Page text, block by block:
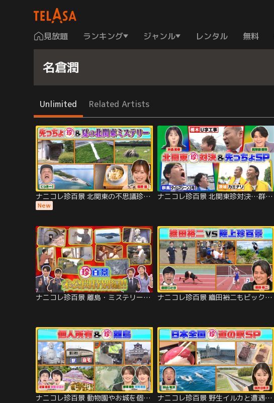
見放題 ランキング ジャンル レンタル 無料
名倉潤
Unlimited Related Artists
ナニコレ珍百景 北関東の不思議珍百景＆房総半島の先っちょにある謎の人工島に上陸SP（2026/08/02放送分）
New
ナニコレ珍百景 北関東珍対決…群馬×栃木×茨城＆北海道・沖縄の先っちょ2時間SP！（2026/07/19放送分）
ナニコレ珍百景 離島・ミステリー・あの珍百景は今？…未放送ネタ連発の特別編！（2026/06/27放送分） ナニコレ珍百景 織田裕二もビックリ！陸上珍百景＆北海道に女人禁制の先っちょが！？（2026/06/21放送分）
ナニコレ珍百景 動物園やお城を個人で所有！？北海道の先っちょ＆ハートだらけの離島（2026/05/10放送分） ナニコレ珍百景 野生イルカと遭遇…まるで遊園地！？GWに行きたい全国の珍百景な道の駅SP！！（2026/05/03放送分）